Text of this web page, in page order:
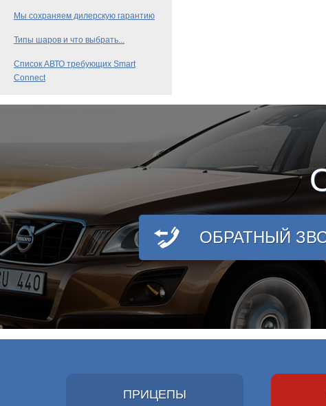
Мы сохраняем дилерскую гарантию
Типы шаров и что выбрать...
Список АВТО требующих Smart
Connect
ОБРАТНЫЙ
ПРИЦЕПЫ